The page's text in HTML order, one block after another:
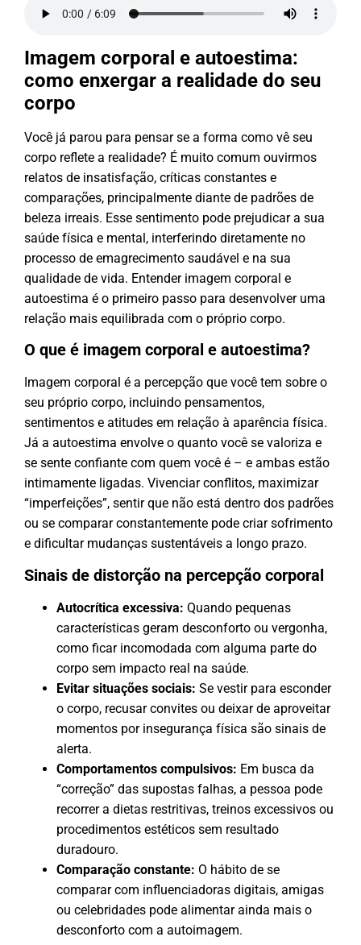
Imagem corporal e autoestima:
como enxergar a realidade do seu
corpo
Você já parou para pensar se a forma como vê seu
corpo reflete a realidade? É muito comum ouvirmos
relatos de insatisfação, críticas constantes e
comparações, principalmente diante de padrões de
beleza irreais. Esse sentimento pode prejudicar a sua
saúde física e mental, interferindo diretamente no
processo de emagrecimento saudável e na sua
qualidade de vida. Entender imagem corporal e
autoestima é o primeiro passo para desenvolver uma
relação mais equilibrada com o próprio corpo.
O que é imagem corporal e autoestima?
Imagem corporal é a percepção que você tem sobre o
seu próprio corpo, incluindo pensamentos,
sentimentos e atitudes em relação à aparência física.
Já a autoestima envolve o quanto você se valoriza e
se sente confiante com quem você é – e ambas estão
intimamente ligadas. Vivenciar conflitos, maximizar
“imperfeições”, sentir que não está dentro dos padrões
ou se comparar constantemente pode criar sofrimento
e dificultar mudanças sustentáveis a longo prazo.
Sinais de distorção na percepção corporal
Autocrítica excessiva: Quando pequenas
características geram desconforto ou vergonha,
como ficar incomodada com alguma parte do
corpo sem impacto real na saúde.
Evitar situações sociais: Se vestir para esconder
o corpo, recusar convites ou deixar de aproveitar
momentos por insegurança física são sinais de
alerta.
Comportamentos compulsivos: Em busca da
“correção” das supostas falhas, a pessoa pode
recorrer a dietas restritivas, treinos excessivos ou
procedimentos estéticos sem resultado
duradouro.
Comparação constante: O hábito de se
comparar com influenciadoras digitais, amigas
ou celebridades pode alimentar ainda mais o
desconforto com a autoimagem.